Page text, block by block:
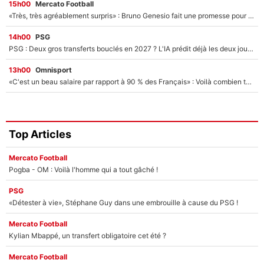
15h00 Mercato Football
«Très, très agréablement surpris» : Bruno Genesio fait une promesse pour la suite du mercato de l’OM et rassure les supporters
14h00 PSG
PSG : Deux gros transferts bouclés en 2027 ? L'IA prédit déjà les deux joueurs qui pourraient rejoindre Luis Enrique !
13h00 Omnisport
«C'est un beau salaire par rapport à 90 % des Français» : Voilà combien touchait Nelson Monfort sur France Télévisions avant de rejoindre CNews
Top Articles
Mercato Football
Pogba - OM : Voilà l'homme qui a tout gâché !
PSG
«Détester à vie», Stéphane Guy dans une embrouille à cause du PSG !
Mercato Football
Kylian Mbappé, un transfert obligatoire cet été ?
Mercato Football